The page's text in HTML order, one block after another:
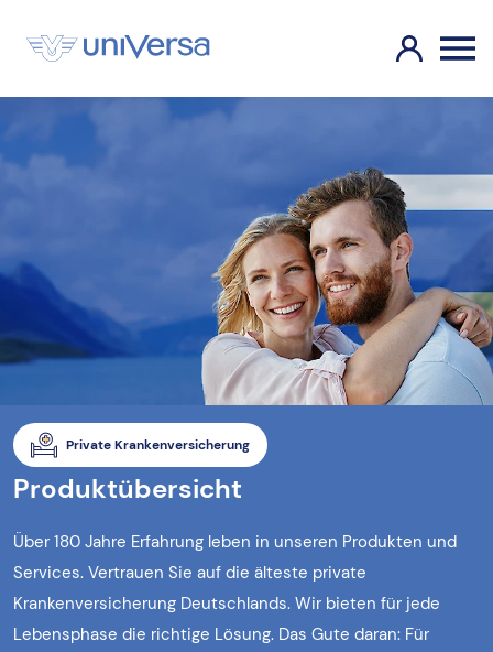
Private Krankenversicherung
Produktübersicht
Über 180 Jahre Erfahrung leben in unseren Produkten und
Services. Vertrauen Sie auf die älteste private
Krankenversicherung Deutschlands. Wir bieten für jede
Lebensphase die richtige Lösung. Das Gute daran: Für